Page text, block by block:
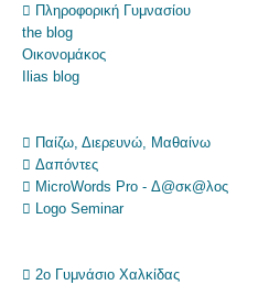
 Πληροφορική Γυμνασίου
the blog
Οικονομάκος
Ilias blog
 Παίζω, Διερευνώ, Μαθαίνω
 Δαπόντες
 MicroWords Pro - Δ@σκ@λος
 Logo Seminar
 2ο Γυμνάσιο Χαλκίδας